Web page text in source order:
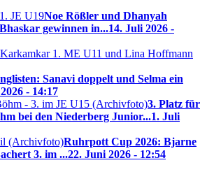
Noe Rößler und Dhanyah
gewinnen in...14. Juli 2026 -
Sanavi doppelt und Selma ein
- 14:17
3. Platz für
bei den Niederberg Junior...1. Juli
Ruhrpott Cup 2026: Bjarne
3. im ...22. Juni 2026 - 12:54